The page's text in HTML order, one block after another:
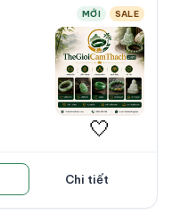
MỚI SALE
🤍
Chi tiết